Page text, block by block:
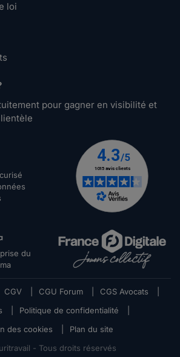
loi
pour gagner en visibilité et
du
CGV CGU Forum CGS Avocats
Politique de confidentialité
des cookies
Plan du site
- Tous droits réservés